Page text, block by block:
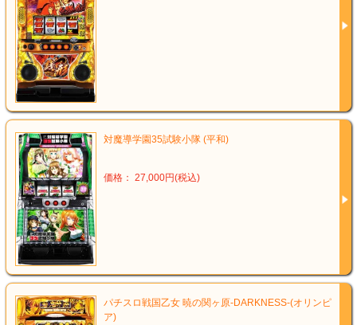
対魔導学園35試験小隊 (平和)
価格： 27,000円(税込)
パチスロ戦国乙女 暁の関ヶ原‐DARKNESS‐(オリンピ
ア)